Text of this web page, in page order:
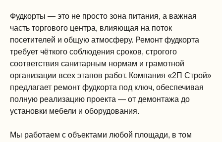
Фудкорты — это не просто зона питания, а важная
часть торгового центра, влияющая на поток
посетителей и общую атмосферу. Ремонт фудкорта
требует чёткого соблюдения сроков, строгого
соответствия санитарным нормам и грамотной
организации всех этапов работ. Компания «2П Строй»
предлагает ремонт фудкорта под ключ, обеспечивая
полную реализацию проекта — от демонтажа до
установки мебели и оборудования.
Мы работаем с объектами любой площади, в том